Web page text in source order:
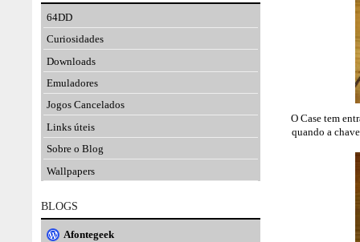
O Case tem
quando a
64DD
Curiosidades
Downloads
Emuladores
Jogos Cancelados
Links úteis
Sobre o Blog
Wallpapers
BLOGS
Afontegeek